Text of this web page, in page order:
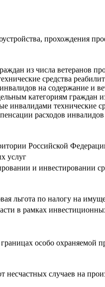
прохождения
из числа ветеранов
средства
на содержание и
категориям граждан
инвалидами технические
расходов
Российской
услуг
и инвестировании
льгота по налогу на
в рамках
особо охраняемой
случаев на